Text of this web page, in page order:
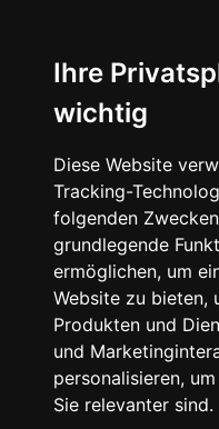
Ihre
wichtig
Diese Website
Tracking-
folgenden
grundlegende
ermöglichen, um
Website zu bieten,
Produkten und
und
personalisieren,
Sie relevanter sind.